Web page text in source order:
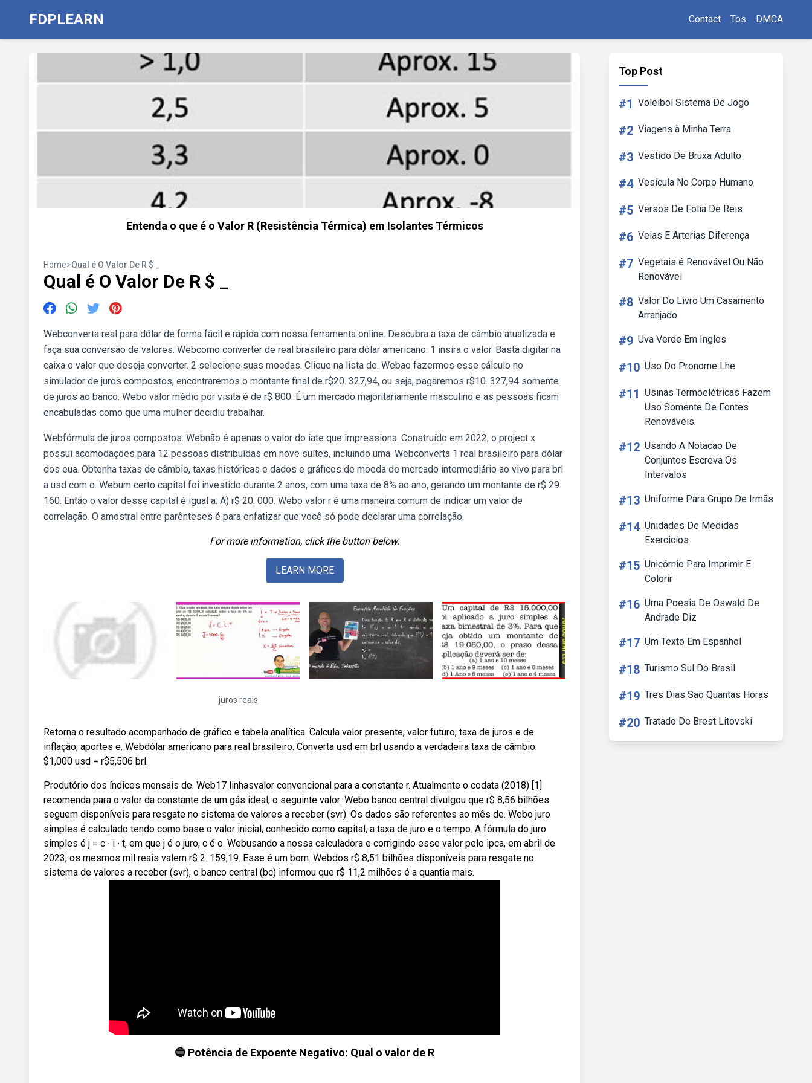
FDPLEARN Contact Tos DMCA
Entenda o que é o Valor R (Resistência Térmica) em Isolantes Térmicos
Home>Qual é O Valor De R $ _
Qual é O Valor De R $ _
Webconverta real para dólar de forma fácil e rápida com nossa ferramenta online. Descubra a taxa de câmbio atualizada e
faça sua conversão de valores. Webcomo converter de real brasileiro para dólar americano. 1 insira o valor. Basta digitar na
caixa o valor que deseja converter. 2 selecione suas moedas. Clique na lista de. Webao fazermos esse cálculo no
simulador de juros compostos, encontraremos o montante final de r$20. 327,94, ou seja, pagaremos r$10. 327,94 somente
de juros ao banco. Webo valor médio por visita é de r$ 800. É um mercado majoritariamente masculino e as pessoas ficam
encabuladas como que uma mulher decidiu trabalhar.
Webfórmula de juros compostos. Webnão é apenas o valor do iate que impressiona. Construído em 2022, o project x
possui acomodações para 12 pessoas distribuídas em nove suítes, incluindo uma. Webconverta 1 real brasileiro para dólar
dos eua. Obtenha taxas de câmbio, taxas históricas e dados e gráficos de moeda de mercado intermediário ao vivo para brl
a usd com o. Webum certo capital foi investido durante 2 anos, com uma taxa de 8% ao ano, gerando um montante de r$ 29.
160. Então o valor desse capital é igual a: A) r$ 20. 000. Webo valor r é uma maneira comum de indicar um valor de
correlação. O amostral entre parênteses é para enfatizar que você só pode declarar uma correlação.
For more information, click the button below.
LEARN MORE
juros reais
Retorna o resultado acompanhado de gráfico e tabela analítica. Calcula valor presente, valor futuro, taxa de juros e de
inflação, aportes e. Webdólar americano para real brasileiro. Converta usd em brl usando a verdadeira taxa de câmbio.
$1,000 usd = r$5,506 brl.
Produtório dos índices mensais de. Web17 linhasvalor convencional para a constante r. Atualmente o codata (2018) [1]
recomenda para o valor da constante de um gás ideal, o seguinte valor: Webo banco central divulgou que r$ 8,56 bilhões
seguem disponíveis para resgate no sistema de valores a receber (svr). Os dados são referentes ao mês de. Webo juro
simples é calculado tendo como base o valor inicial, conhecido como capital, a taxa de juro e o tempo. A fórmula do juro
simples é j = c ∙ i ∙ t, em que j é o juro, c é o. Webusando a nossa calculadora e corrigindo esse valor pelo ipca, em abril de
2023, os mesmos mil reais valem r$ 2. 159,19. Esse é um bom. Webdos r$ 8,51 bilhões disponíveis para resgate no
sistema de valores a receber (svr), o banco central (bc) informou que r$ 11,2 milhões é a quantia mais.
🔵 Potência de Expoente Negativo: Qual o valor de R
Top Post
#1 Voleibol Sistema De Jogo
#2 Viagens à Minha Terra
#3 Vestido De Bruxa Adulto
#4 Vesícula No Corpo Humano
#5 Versos De Folia De Reis
#6 Veias E Arterias Diferença
#7 Vegetais é Renovável Ou Não
Renovável
#8 Valor Do Livro Um Casamento
Arranjado
#9 Uva Verde Em Ingles
#10 Uso Do Pronome Lhe
#11 Usinas Termoelétricas Fazem
Uso Somente De Fontes
Renováveis.
#12 Usando A Notacao De
Conjuntos Escreva Os
Intervalos
#13 Uniforme Para Grupo De Irmãs
#14 Unidades De Medidas
Exercicios
#15 Unicórnio Para Imprimir E
Colorir
#16 Uma Poesia De Oswald De
Andrade Diz
#17 Um Texto Em Espanhol
#18 Turismo Sul Do Brasil
#19 Tres Dias Sao Quantas Horas
#20 Tratado De Brest Litovski